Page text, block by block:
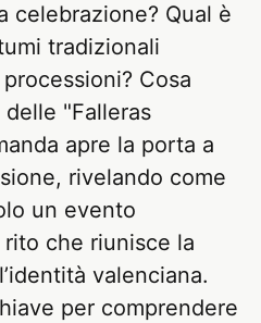
celebrazione? Qual è
tradizionali
Cosa
"Falleras
apre la porta a
rivelando come
un evento
che riunisce la
valenciana.
per comprendere